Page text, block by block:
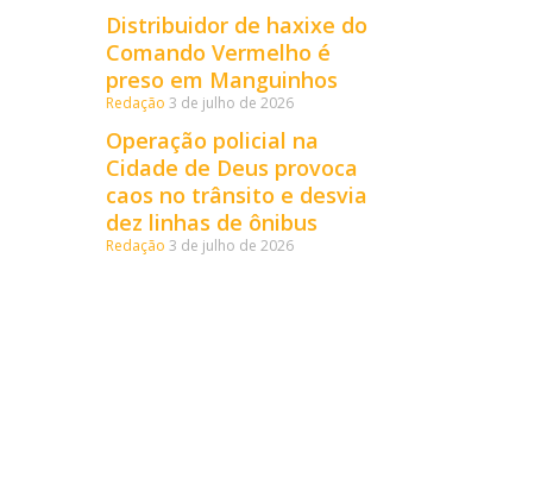
Distribuidor de haxixe do
Comando Vermelho é
preso em Manguinhos
Redação 3 de julho de 2026
Operação policial na
Cidade de Deus provoca
caos no trânsito e desvia
dez linhas de ônibus
Redação 3 de julho de 2026